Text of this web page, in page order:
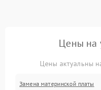
Цены на
Цены актуальны
Замена материнской платы